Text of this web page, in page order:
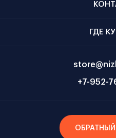
ГДЕ
+7-952-